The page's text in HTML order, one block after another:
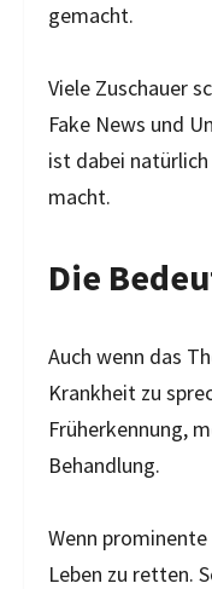
gemacht.
Viele Zuschauer
Fake News und
ist dabei
macht.
Die
Auch wenn das
Krankheit zu
Früherkennung,
Behandlung.
Wenn
Leben zu retten.